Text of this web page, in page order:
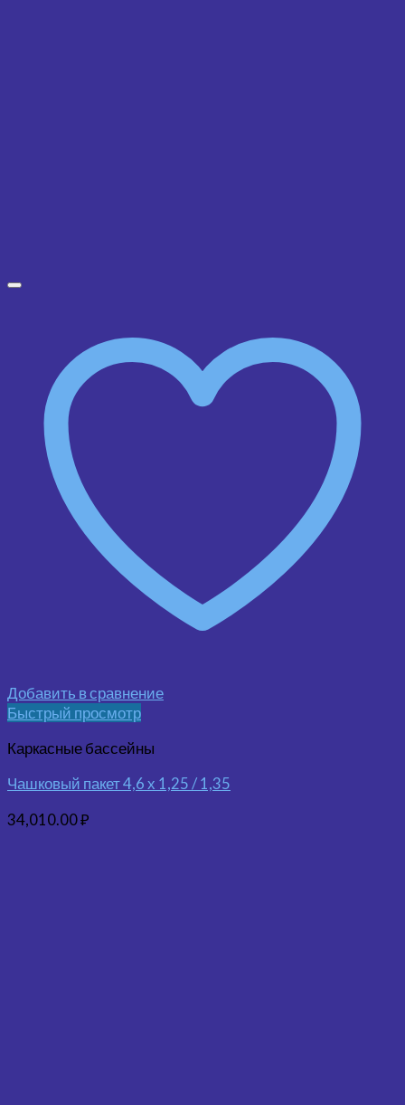
Добавить в сравнение
Быстрый просмотр
Каркасные бассейны
Чашковый пакет 4,6 х 1,25 / 1,35
34,010.00₽